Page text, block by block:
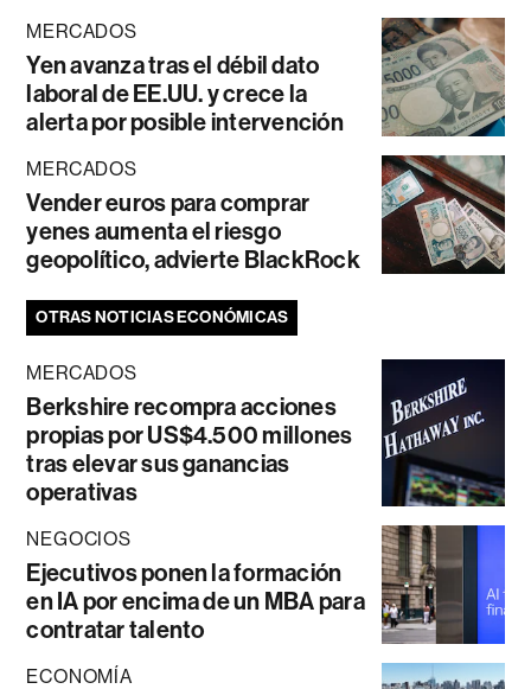
MERCADOS
Yen avanza tras el débil dato
laboral de EE.UU. y crece la
alerta por posible intervención
MERCADOS
Vender euros para comprar
yenes aumenta el riesgo
geopolítico, advierte BlackRock
OTRAS NOTICIAS ECONÓMICAS
MERCADOS
Berkshire recompra acciones
propias por US$4.500 millones
tras elevar sus ganancias
operativas
NEGOCIOS
Ejecutivos ponen la formación
en IA por encima de un MBA para
contratar talento
ECONOMÍA